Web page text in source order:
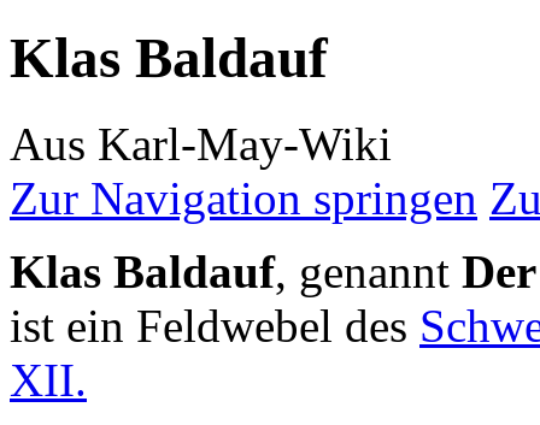
Klas Baldauf
Aus Karl-May-Wiki
Zur Navigation springen
Klas Baldauf, genannt
ist ein Feldwebel des
XII.